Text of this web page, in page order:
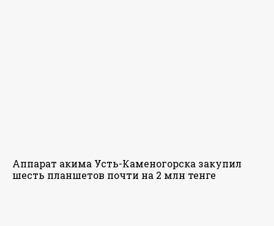
Аппарат акима Усть-Каменогорска закупил
шесть планшетов почти на 2 млн тенге